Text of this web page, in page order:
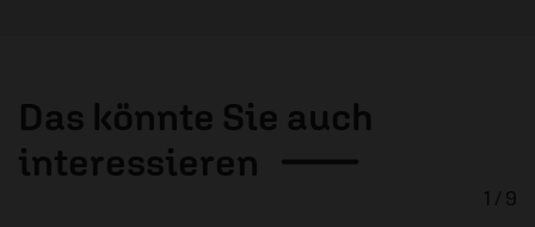
Das könnte Sie auch
interessieren
1 / 9